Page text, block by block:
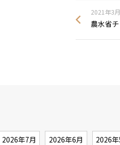
2021年3
農水省
2026年7月 2026年6月 2026